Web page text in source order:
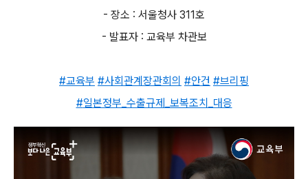
- 장소 : 서울청사 311호
- 발표자 : 교육부 차관보
#교육부 #사회관계장관회의 #안건 #브리핑
#일본정부_수출규제_보복조치_대응